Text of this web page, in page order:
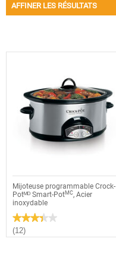
AFFINER LES RÉSULTATS
Mijoteuse programmable Crock-
Potᴹᴰ Smart-PotMC, Acier
inoxydable
★★★★★
★★★★★
3.4
étoile(s)
(12)